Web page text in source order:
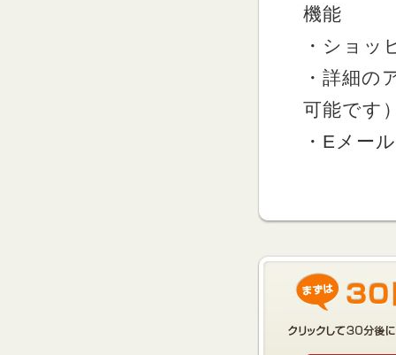
機能
・ショッ
・詳細の
可能です
・Eメー